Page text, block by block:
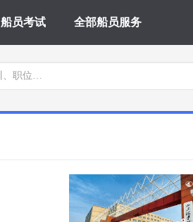
船员考试 全部船员服务